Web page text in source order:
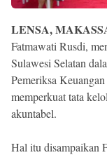
LENSA,
Fatmawati Rusdi,
Sulawesi Selatan
Pemeriksa
memperkuat tata
akuntabel.
Hal itu disampaikan